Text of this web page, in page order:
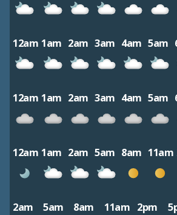
12am 1am 2am 3am 4am 5am
12am 1am 2am 3am 4am 5am
12am 1am 2am 5am 8am 11am
2am 5am 8am 11am 2pm